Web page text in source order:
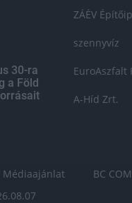
30-ra
a Föld
ZÁÉV
szennyvíz
EuroAszfalt
A-Híd Zrt.
Médiaajánlat BC